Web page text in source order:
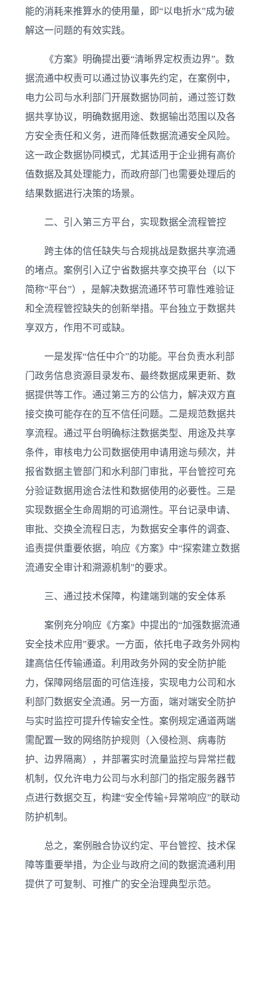
能的消耗来推算水的使用量，即“以电折水”成为破
解这一问题的有效实践。
《方案》明确提出要“清晰界定权责边界”。数
据流通中权责可以通过协议事先约定，在案例中，
电力公司与水利部门开展数据协同前，通过签订数
据共享协议，明确数据用途、数据输出范围以及各
方安全责任和义务，进而降低数据流通安全风险。
这一政企数据协同模式，尤其适用于企业拥有高价
值数据及其处理能力，而政府部门也需要处理后的
结果数据进行决策的场景。
二、引入第三方平台，实现数据全流程管控
跨主体的信任缺失与合规挑战是数据共享流通
的堵点。案例引入辽宁省数据共享交换平台（以下
简称“平台”），是解决数据流通环节可靠性难验证
和全流程管控缺失的创新举措。平台独立于数据共
享双方，作用不可或缺。
一是发挥“信任中介”的功能。平台负责水利部
门政务信息资源目录发布、最终数据成果更新、数
据提供等工作。通过第三方的公信力，解决双方直
接交换可能存在的互不信任问题。二是规范数据共
享流程。通过平台明确标注数据类型、用途及共享
条件，审核电力公司数据使用申请用途与频次，并
报省数据主管部门和水利部门审批，平台管控可充
分验证数据用途合法性和数据使用的必要性。三是
实现数据全生命周期的可追溯性。平台记录申请、
审批、交换全流程日志，为数据安全事件的调查、
追责提供重要依据，响应《方案》中“探索建立数据
流通安全审计和溯源机制”的要求。
三、通过技术保障，构建端到端的安全体系
案例充分响应《方案》中提出的“加强数据流通
安全技术应用”要求。一方面，依托电子政务外网构
建高信任传输通道。利用政务外网的安全防护能
力，保障网络层面的可信连接，实现电力公司和水
利部门数据安全流通。另一方面，端对端安全防护
与实时监控可提升传输安全性。案例规定通道两端
需配置一致的网络防护规则（入侵检测、病毒防
护、边界隔离），并部署实时流量监控与异常拦截
机制，仅允许电力公司与水利部门的指定服务器节
点进行数据交互，构建“安全传输+异常响应”的联动
防护机制。
总之，案例融合协议约定、平台管控、技术保
障等重要举措，为企业与政府之间的数据流通利用
提供了可复制、可推广的安全治理典型示范。